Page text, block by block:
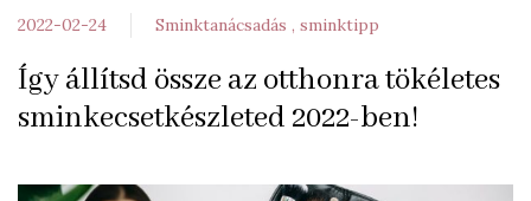
2022-02-24 Sminktanácsadás sminktipp
Így állítsd össze az otthonra tökéletes
sminkecsetkészleted 2022-ben!